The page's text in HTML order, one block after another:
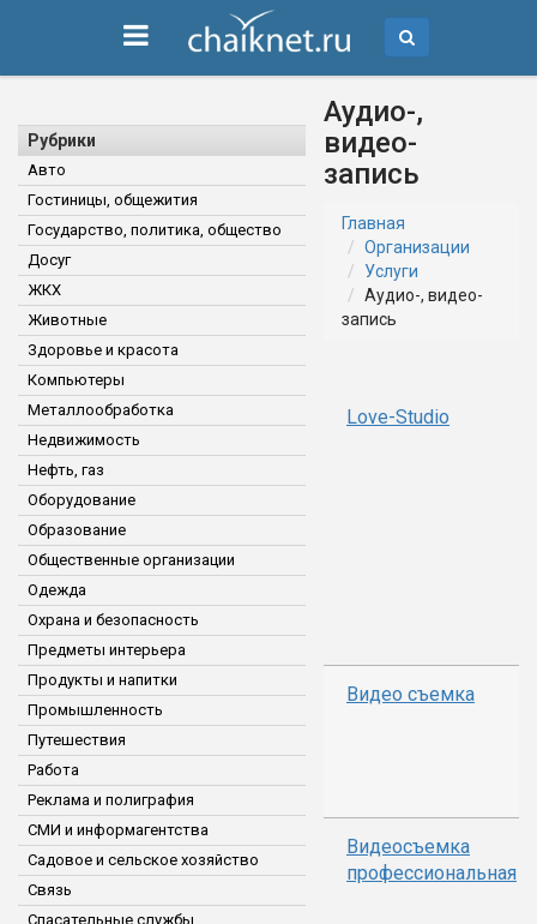
Рубрики
Авто
Гостиницы, общежития
Государство, политика, общество
Досуг
ЖКХ
Животные
Здоровье и красота
Компьютеры
Металлообработка
Недвижимость
Нефть, газ
Оборудование
Образование
Общественные организации
Одежда
Охрана и безопасность
Предметы интерьера
Продукты и напитки
Промышленность
Путешествия
Работа
Реклама и полиграфия
СМИ и информагентства
Садовое и сельское хозяйство
Связь
Спасательные службы
Аудио-,
видео-
запись
Главная
Организации
Услуги
Аудио-, видео-
запись
Love-Studio
Видео съемка
Видеосъемка
профессиональная